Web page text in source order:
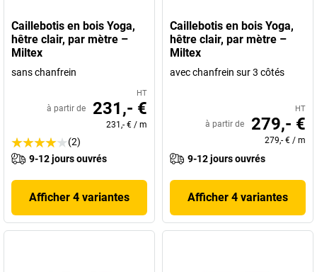
Caillebotis en bois Yoga,
hêtre clair, par mètre –
Miltex
sans chanfrein
HT
à partir de 231,- €
231,- € / m
(2)
9-12 jours ouvrés
Afficher 4 variantes
Caillebotis en bois Yoga,
hêtre clair, par mètre –
Miltex
avec chanfrein sur 3 côtés
HT
à partir de 279,- €
279,- € / m
9-12 jours ouvrés
Afficher 4 variantes